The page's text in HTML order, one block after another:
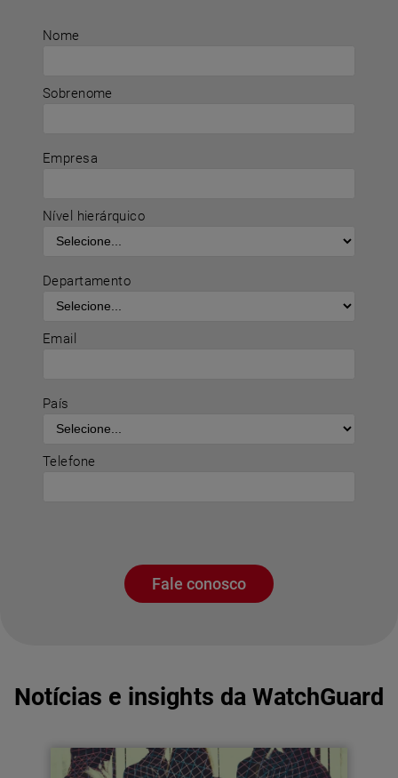
Nome
Sobrenome
Empresa
Nível hierárquico
Departamento
Email
País
Telefone
Fale conosco
Notícias e insights da WatchGuard